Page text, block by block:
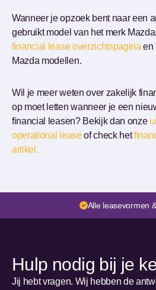
Wanneer je opzoek bent naar een
gebruikt model van het merk
financial lease overzichtspagina en
Mazda modellen.
Wil je meer weten over zakelijk
op moet letten wanneer je een
financial leasen? Bekijk dan onze
operational leaseof check het
artikel.
Alle leasevormen
Hulp nodig bij je
Jij hebt vragen. Wij hebben de